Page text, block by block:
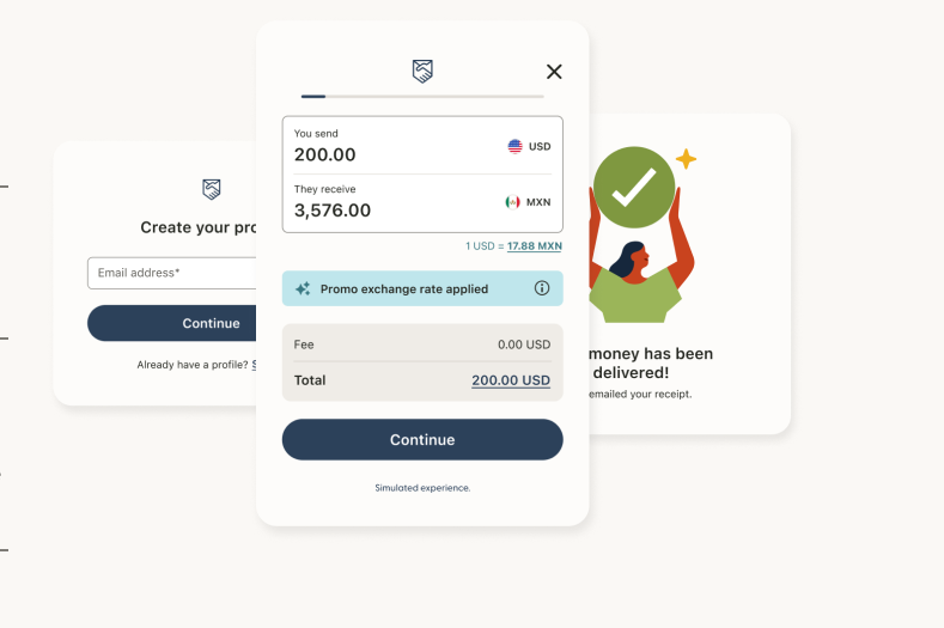
une nouvelle fenêtre)
dans une nouvelle fenêtre)